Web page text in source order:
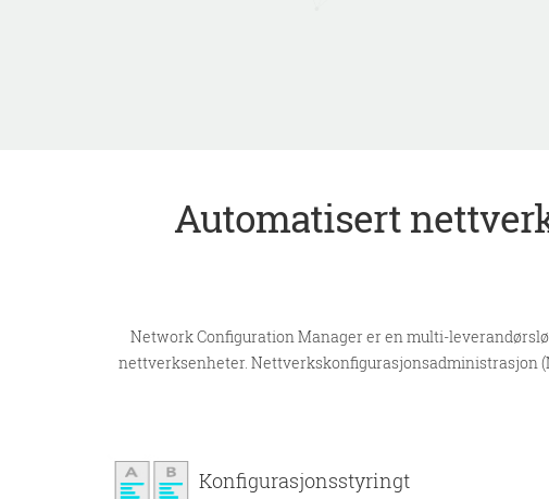
Automatisert
Network Configuration Manager er en multi-
nettverksenheter. Nettverkskonfigurasjonsadministrasjon
Konfigurasjonsstyringt